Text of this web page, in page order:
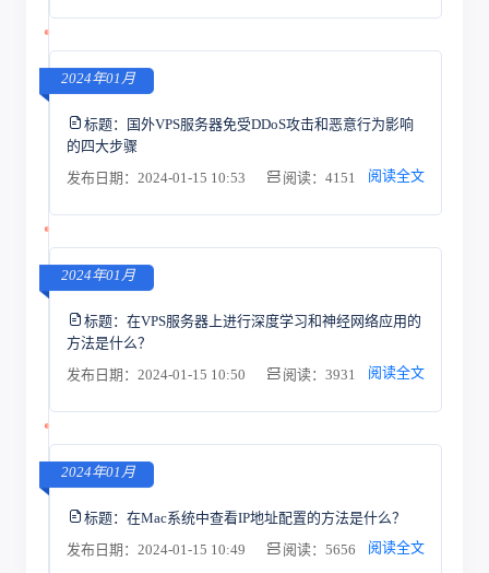
2024年01月
标题： 国外VPS服务器免受DDoS攻击和恶意行为影响
的四大步骤
发布日期：2024-01-15 10:53
阅读：4151 阅读全文
2024年01月
标题： 在VPS服务器上进行深度学习和神经网络应用的
方法是什么？
发布日期：2024-01-15 10:50
阅读：3931 阅读全文
2024年01月
标题： 在Mac系统中查看IP地址配置的方法是什么？
发布日期：2024-01-15 10:49
阅读：5656 阅读全文